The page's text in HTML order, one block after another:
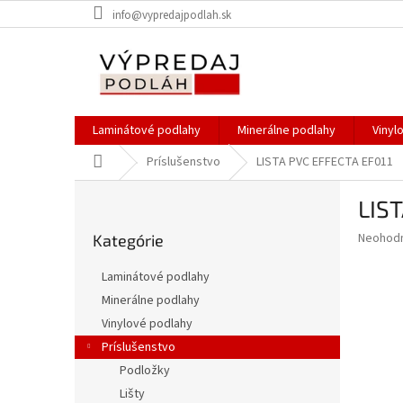
na
info@vypredajpodlah.sk
Laminátové podlahy Minerálne podlahy
DomovPríslušenstvo LISTA PVC EFFECTA EF011
kategórie
Kategórie
Laminátové podlahy
Minerálne podlahy
Vinylové podlahy
Príslušenstvo
Podložky
Lišty